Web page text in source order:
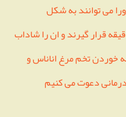
می توانند به شکل
مرطوب روی پوستتان 30 دقیقه قرار گیرند و ان را شاداب
خوردن تخم مرغ اناناس و
دعوت می کنیم